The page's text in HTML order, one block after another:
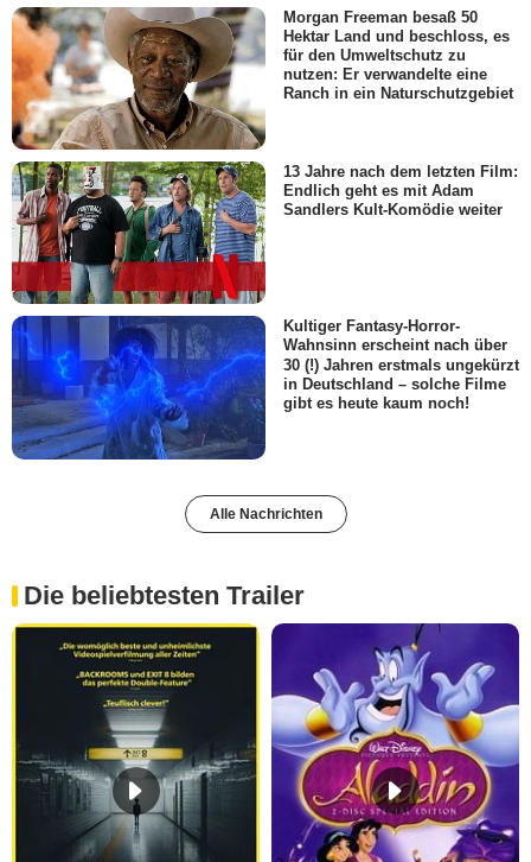
Morgan Freeman besaß 50
Hektar Land und beschloss, es
für den Umweltschutz zu
nutzen: Er verwandelte eine
Ranch in ein Naturschutzgebiet
13 Jahre nach dem letzten Film:
Endlich geht es mit Adam
Sandlers Kult-Komödie weiter
Kultiger Fantasy-Horror-
Wahnsinn erscheint nach über
30 (!) Jahren erstmals ungekürzt
in Deutschland – solche Filme
gibt es heute kaum noch!
Alle Nachrichten
Die beliebtesten Trailer